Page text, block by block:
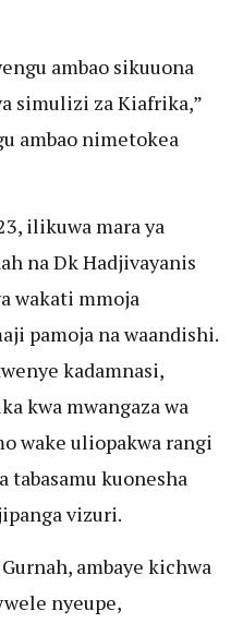
ambao sikuuona
simulizi za Kiafrika,”
ambao nimetokea
ilikuwa mara ya
na Dk Hadjivayanis
wakati mmoja
pamoja na waandishi.
kadamnasi,
kwa mwangaza wa
wake uliopakwa rangi
tabasamu kuonesha
vizuri.
ambaye kichwa
nyeupe,